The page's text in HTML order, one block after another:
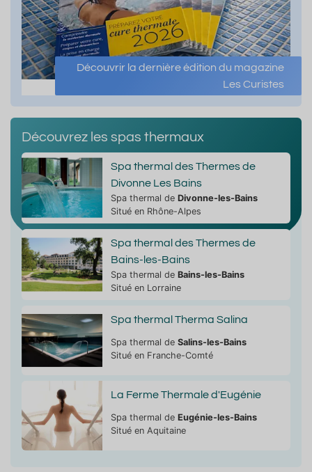
Découvrir la dernière édition du magazine
Les Curistes
Découvrez les spas thermaux
Spa thermal des Thermes de
Divonne Les Bains
Spa thermal de Divonne-les-Bains
Situé en Rhône-Alpes
Spa thermal des Thermes de
Bains-les-Bains
Spa thermal de Bains-les-Bains
Situé en Lorraine
Spa thermal Therma Salina
Spa thermal de Salins-les-Bains
Situé en Franche-Comté
La Ferme Thermale d'Eugénie
Spa thermal de Eugénie-les-Bains
Situé en Aquitaine